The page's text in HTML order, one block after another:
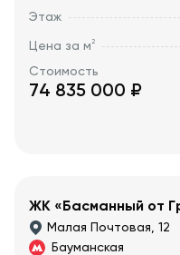
Этаж
Цена за м2
Стоимость
74 835 000 ₽
ЖК «Басманный от
Малая Почтовая, 12
Бауманская